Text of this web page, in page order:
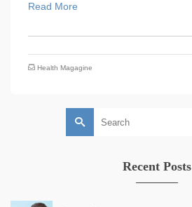
Read More
Health Magagine
Search
for:
Recent Posts